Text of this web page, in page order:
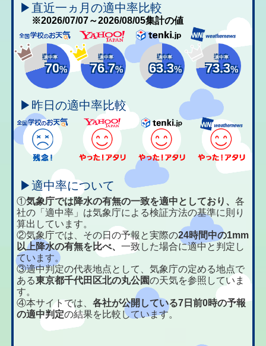
▶直近一ヵ月の適中率比較
※2026/07/07～2026/08/05集計の値
適中率
70%
適中率
76.7%
適中率
63.3%
適中率
73.3%
▶昨日の適中率比較
▶適中率について
①気象庁では降水の有無の一致を適中としており、各
社の「適中率」は気象庁による検証方法の基準に則り
算出しています。
②気象庁では、その日の予報と実際の24時間中の1mm
以上降水の有無を比べ、一致した場合に適中と判定し
ています。
③適中判定の代表地点として、気象庁の定める地点で
ある東京都千代田区北の丸公園の天気を参照していま
す。
④本サイトでは、各社が公開している7日前0時の予報
の適中判定の結果を比較しています。